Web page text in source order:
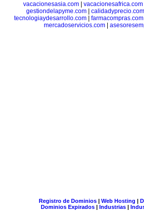
vacacionesasia.com
vacacionesafrica.com
gestiondelapyme.com
calidadyprecio.com
tecnologiaydesarrollo.com
farmacompras.com
mercadoservicios.com|
Registro de Dominios| Web Hosting |
Dominios Expirados | Industrias |